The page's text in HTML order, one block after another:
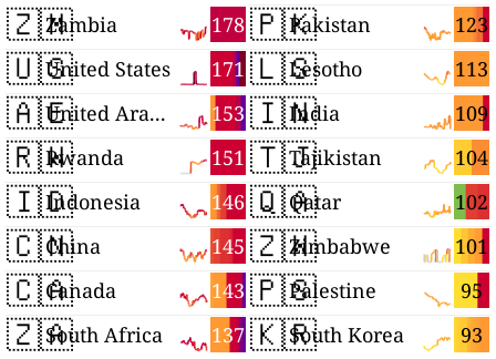
🇿🇲 178
Zambia
🇺🇸 171
United States
🇦🇪 153
United Arab Emirates
🇷🇼 151
Rwanda
🇮🇩 146
Indonesia
🇨🇳 145
China
🇨🇦 143
Canada
🇿🇦 137
South Africa
🇵🇰 123
Pakistan
🇱🇸 113
Lesotho
🇮🇳 109
India
🇹🇯 104
Tajikistan
🇶🇦 102
Qatar
🇿🇼 101
Zimbabwe
🇵🇸 95
Palestine
🇰🇷 93
South Korea